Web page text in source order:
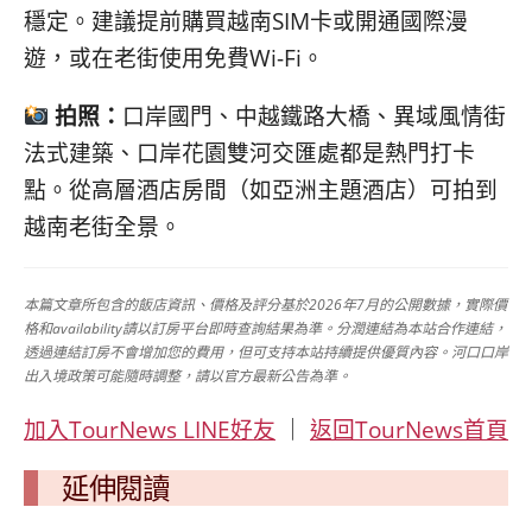
穩定。建議提前購買越南SIM卡或開通國際漫
遊，或在老街使用免費Wi-Fi。
拍照： 口岸國門、中越鐵路大橋、異域風情街
法式建築、口岸花園雙河交匯處都是熱門打卡
點。從高層酒店房間（如亞洲主題酒店）可拍到
越南老街全景。
本篇文章所包含的飯店資訊、價格及評分基於2026年7月的公開數據，實際價
格和availability請以訂房平台即時查詢結果為準。分潤連結為本站合作連結，
透過連結訂房不會增加您的費用，但可支持本站持續提供優質內容。河口口岸
出入境政策可能隨時調整，請以官方最新公告為準。
加入TourNews LINE好友 返回TourNews首頁
延伸閱讀